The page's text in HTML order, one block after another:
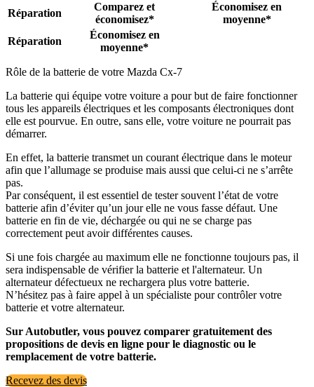
Réparation
Comparez et
économisez*
Économisez en
moyenne*
Réparation
Économisez en
moyenne*
Rôle de la batterie de votre Mazda Cx-7
La batterie qui équipe votre voiture a pour but de faire fonctionner
tous les appareils électriques et les composants électroniques dont
elle est pourvue. En outre, sans elle, votre voiture ne pourrait pas
démarrer.
En effet, la batterie transmet un courant électrique dans le moteur
afin que l’allumage se produise mais aussi que celui-ci ne s’arrête
pas.
Par conséquent, il est essentiel de tester souvent l’état de votre
batterie afin d’éviter qu’un jour elle ne vous fasse défaut. Une
batterie en fin de vie, déchargée ou qui ne se charge pas
correctement peut avoir différentes causes.
Si une fois chargée au maximum elle ne fonctionne toujours pas, il
sera indispensable de vérifier la batterie et l'alternateur. Un
alternateur défectueux ne rechargera plus votre batterie.
N’hésitez pas à faire appel à un spécialiste pour contrôler votre
batterie et votre alternateur.
Sur Autobutler, vous pouvez comparer gratuitement des
propositions de devis en ligne pour le diagnostic ou le
remplacement de votre batterie.
Recevez des devis